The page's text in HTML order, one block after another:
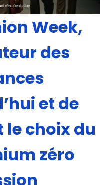
Week,
des
et de
choix du
zéro